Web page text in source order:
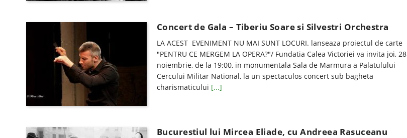
Concert de Gala – Tiberiu Soare si Silvestri Orchestra
LA ACEST EVENIMENT NU MAI SUNT LOCURI. lanseaza proiectul de carte
"PENTRU CE MERGEM LA OPERA?"/ Fundatia Calea Victoriei va invita joi, 28
noiembrie, de la 19:00, in monumentala Sala de Marmura a Palatulului
Cercului Militar National, la un spectaculos concert sub bagheta
charismaticului [...]
Bucurestiul lui Mircea Eliade, cu Andreea Rasuceanu